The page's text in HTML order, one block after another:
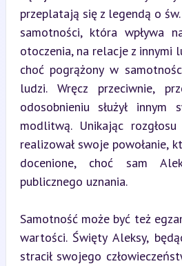
przeplatają się z legendą o
samotności, która wpływa
otoczenia, na relacje z innymi
choć pogrążony w
ludzi. Wręcz przeciwnie,
odosobnieniu służył innym
modlitwą. Unikając
realizował swoje powołanie,
docenione, choć sam
publicznego uznania.
Samotność może być też
wartości. Święty Aleksy,
stracił swojego